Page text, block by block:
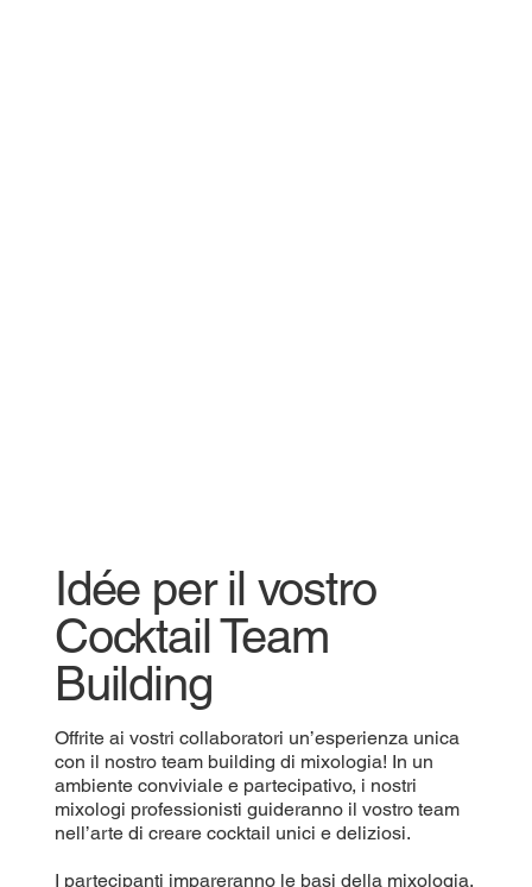
Idée per il vostro
Cocktail Team
Building
Offrite ai vostri collaboratori un’esperienza unica
con il nostro team building di mixologia! In un
ambiente conviviale e partecipativo, i nostri
mixologi professionisti guideranno il vostro team
nell’arte di creare cocktail unici e deliziosi.
I partecipanti impareranno le basi della mixologia,